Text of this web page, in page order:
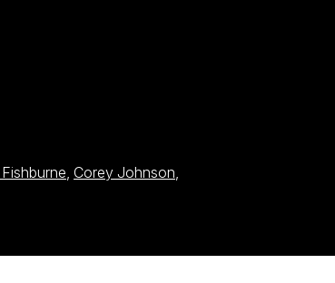
Corey Johnson